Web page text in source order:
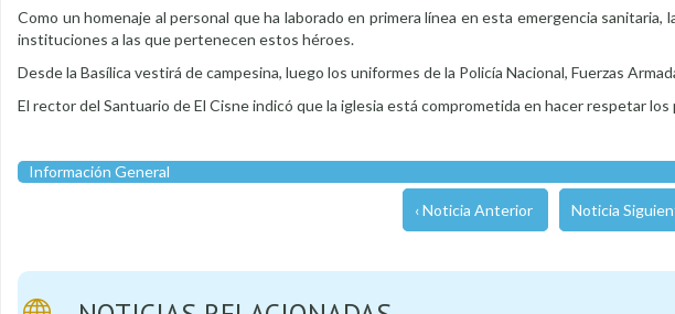
Como un homenaje al personal que ha laborado en primera línea en esta emergencia
instituciones a las que pertenecen estos héroes.
Desde la Basílica vestirá de campesina, luego los uniformes de la Policía Nacional, Fuerzas
El rector del Santuario de El Cisne indicó que la iglesia está comprometida en hacer respetar
Información General
‹ Noticia Anterior Noticia